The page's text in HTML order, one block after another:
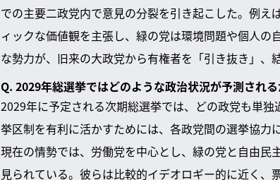
での主要二政党内で意見の分裂を引き起こした。例
ィックな価値観を主張し、緑の党は環境問題や個人
な勢力が、旧来の大政党から有権者を「引き抜き」、
Q. 2029年総選挙ではどのような政治状況が予測される
2029年に予定される次期総選挙では、どの政党も単
挙区制を有利に活かすためには、各政党間の選挙協力
現在の情勢では、労働党を中心とし、緑の党と自由
見られている。彼らは比較的イデオロギー的に近く